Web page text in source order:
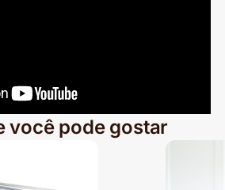
você pode gostar